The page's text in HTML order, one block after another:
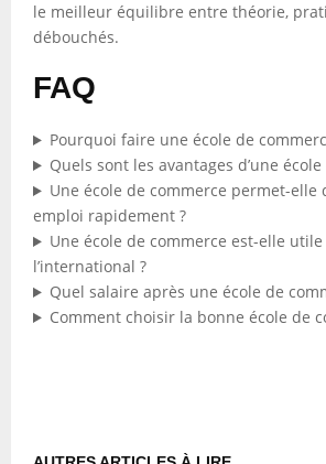
le meilleur équilibre entre théorie,
débouchés.
FAQ
Pourquoi faire une école de
Quels sont les avantages d’une
Une école de commerce permet-elle
emploi rapidement ?
Une école de commerce est-elle
l’international ?
Quel salaire après une école de
Comment choisir la bonne école de